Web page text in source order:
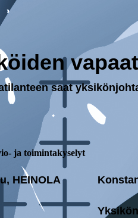
saat
ja toi­min­ta­ky­se­lyt
HEINOLA